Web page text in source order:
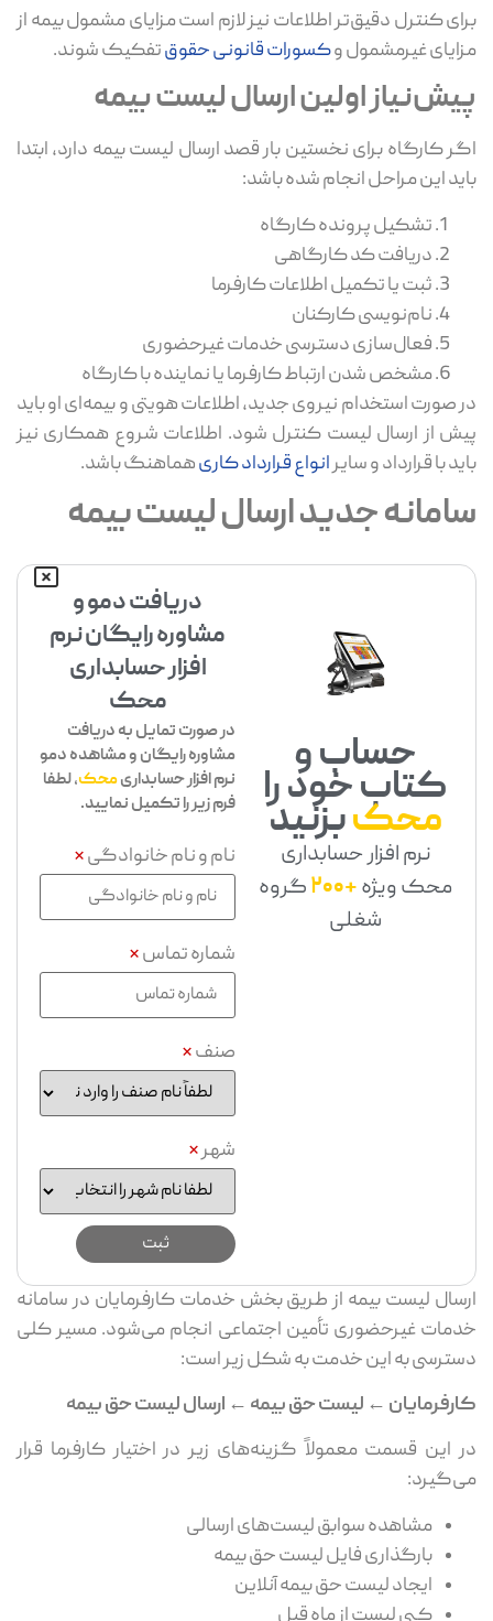
برای کنترل دقیق‌تر اطلاعات نیز لازم است مزایای مشمول بیمه از
مزایای غیرمشمول وکسورات قانونی حقوقتفکیک شوند.
پیش‌نیاز اولین ارسال لیست بیمه
اگر کارگاه برای نخستین بار قصد ارسال لیست بیمه دارد، ابتدا
باید این مراحل انجام شده باشد:
تشکیل پرونده کارگاه
دریافت کد کارگاهی
ثبت یا تکمیل اطلاعات کارفرما
نام‌نویسی کارکنان
فعال‌سازی دسترسی خدمات غیرحضوری
مشخص شدن ارتباط کارفرما یا نماینده با کارگاه
در صورت استخدام نیروی جدید، اطلاعات هویتی و بیمه‌ای او باید
پیش از ارسال لیست کنترل شود. اطلاعات شروع همکاری نیز
باید با قرارداد و سایرانواع قرارداد کاریهماهنگ باشد.
سامانه جدید ارسال لیست بیمه
حساب و
کتاب خود را
محکبزنید
نرم افزار حسابداری
محک ویژه+200
گروه
شغلی
دریافت دمو و
مشاوره رایگان نرم
افزار حسابداری
محک
در صورت تمایل به دریافت
مشاوره رایگان و مشاهده دمو
نرم افزار حسابداریمحک، لطفا
فرم زیر را تکمیل نمایید.
نام و نام خانوادگی*
شماره تماس*
صنف*
شهر*
ارسال لیست بیمه از طریق بخش خدمات کارفرمایان در سامانه
خدمات غیرحضوری تأمین اجتماعی انجام می‌شود. مسیر کلی
دسترسی به این خدمت به شکل زیر است:
کارفرمایان ← لیست حق بیمه ← ارسال لیست حق بیمه
در این قسمت معمولاً گزینه‌های زیر در اختیار کارفرما قرار
می‌گیرد:
مشاهده سوابق لیست‌های ارسالی
بارگذاری فایل لیست حق بیمه
ایجاد لیست حق بیمه آنلاین